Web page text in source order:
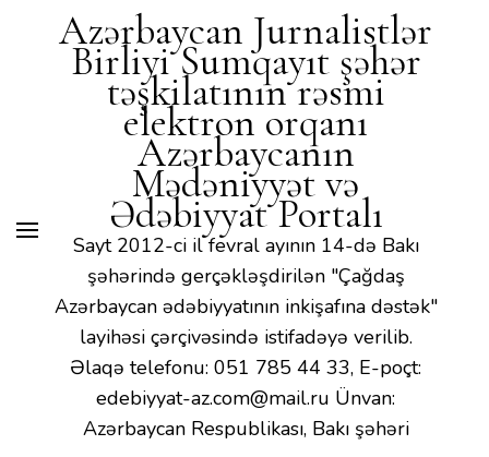
Mədəniyyət və Ədəbiyyat
Portalı
Azərbaycan Jurnalistlər
Birliyi Sumqayıt şəhər
təşkilatının rəsmi
elektron orqanı
Azərbaycanın
Mədəniyyət və
Ədəbiyyat Portalı
Sayt 2012-ci il fevral ayının 14-də Bakı
şəhərində gerçəkləşdirilən "Çağdaş
Azərbaycan ədəbiyyatının inkişafına dəstək"
layihəsi çərçivəsində istifadəyə verilib.
Əlaqə telefonu: 051 785 44 33, E-poçt:
edebiyyat-az.com@mail.ru Ünvan:
Azərbaycan Respublikası, Bakı şəhəri